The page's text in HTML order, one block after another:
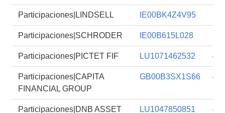
Participaciones|LINDSELL IE00BK4Z4V95
Participaciones|SCHRODER IE00B615L028
Participaciones|PICTET FIF LU1071462532
Participaciones|CAPITA
FINANCIAL GROUP
GB00B3SX1S66
Participaciones|DNB ASSET
LU1047850851